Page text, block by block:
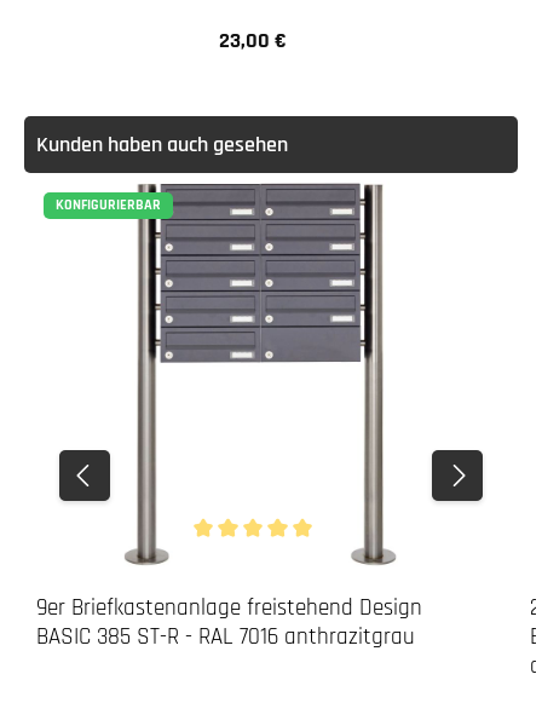
Regulärer Preis:
23,00 €
Kunden haben auch gesehen
KONFIGURIERBAR
Durchschnittliche Bewertung von 5 von 5
9er Briefkastenanlage freistehend Design
BASIC 385 ST-R - RAL 7016 anthrazitgrau